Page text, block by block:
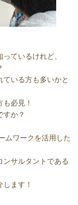
ているけれど、
いる方も多いかと
必見！
すか？
ムワークを活用した
ンサルタントである
ます！